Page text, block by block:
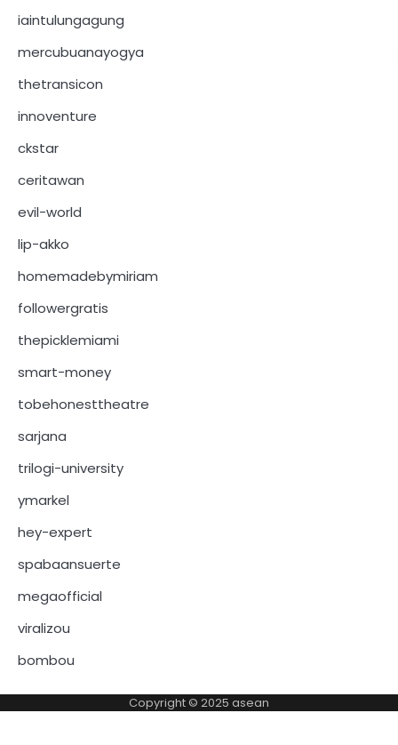
iaintulungagung
mercubuanayogya
thetransicon
innoventure
ckstar
ceritawan
evil-world
lip-akko
homemadebymiriam
followergratis
thepicklemiami
smart-money
tobehonesttheatre
sarjana
trilogi-university
ymarkel
hey-expert
spabaansuerte
megaofficial
viralizou
bombou
Copyright © 2025 asean